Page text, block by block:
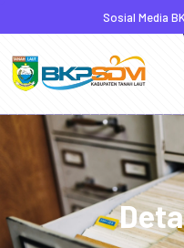
Sosial Media